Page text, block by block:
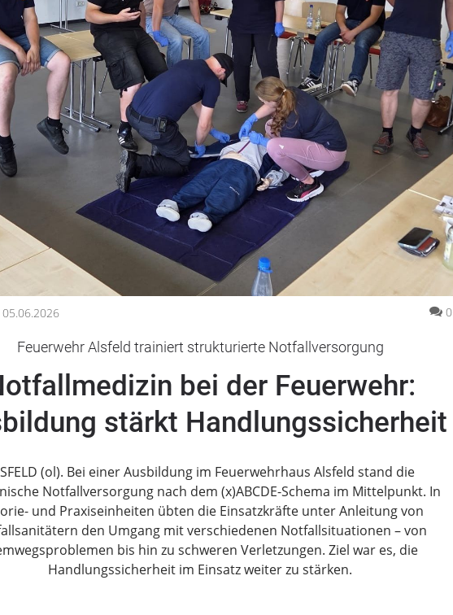
05.06.2026 0
Feuerwehr Alsfeld trainiert strukturierte Notfallversorgung
bei der Feuerwehr:
stärkt Handlungssicherheit
(ol). Bei einer Ausbildung im Feuerwehrhaus Alsfeld stand die
Notfallversorgung nach dem (x)ABCDE-Schema im Mittelpunkt. In
und Praxiseinheiten übten die Einsatzkräfte unter Anleitung von
den Umgang mit verschiedenen Notfallsituationen – von
bis hin zu schweren Verletzungen. Ziel war es, die
Handlungssicherheit im Einsatz weiter zu stärken.